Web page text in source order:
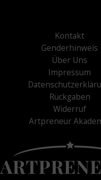
Kontakt
Genderhinweis
Über Uns
Impressum
Rückgaben
Widerruf
Artpreneur